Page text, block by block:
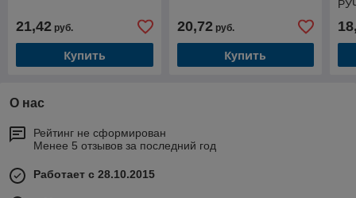
21,42 руб.
Купить
20,72руб.
Купить
О нас
Рейтинг не сформирован
Менее 5 отзывов за последний год
Работает с 28.10.2015